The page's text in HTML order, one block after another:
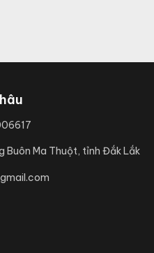
Buôn Ma Thuột, tỉnh Đắk Lắk